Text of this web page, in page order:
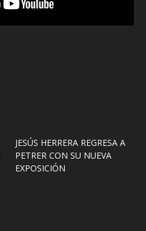
JESÚS HERRERA REGRESA A
PETRER CON SU NUEVA
EXPOSICIÓN